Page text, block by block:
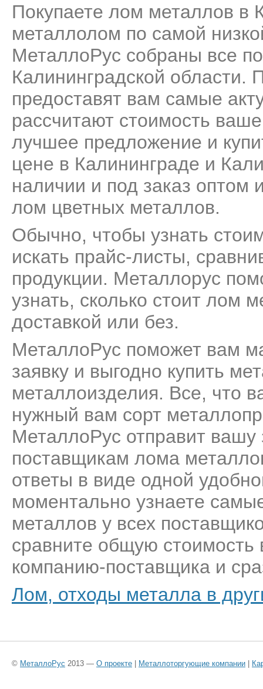
Покупаете лом металлов в
металлолом по самой
МеталлоРус собраны все
Калининградской области.
предоставят вам самые
рассчитают стоимость
лучшее предложение и
цене в Калининграде и
наличии и под заказ оптом
лом цветных металлов.
Обычно, чтобы узнать
искать прайс-листы,
продукции. Металлорус
узнать, сколько стоит лом
доставкой или без.
МеталлоРус поможет вам
заявку и выгодно купить
металлоизделия. Все, что
нужный вам сорт
МеталлоРус отправит
поставщикам лома
ответы в виде одной
моментально узнаете
металлов у всех
сравните общую стоимость
компанию-поставщика и
Лом, отходы металла в
© МеталлоРус 2013 — О проекте | Металлоторгующие компании |